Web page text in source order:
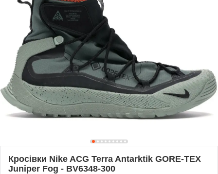
Кросівки Nike ACG Terra Antarktik GORE-TEX
Juniper Fog - BV6348-300